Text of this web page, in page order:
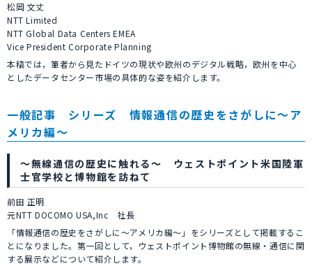
松岡 文丈
NTT Limited
NTT Global Data Centers EMEA
Vice President Corporate Planning
本稿では，筆者から見たドイツの現状や欧州のデジタル戦略，欧州を中心
としたデータセンター市場の具体的な姿を紹介します。
一般記事 シリーズ 情報通信の歴史をさがしに～ア
メリカ編～
～無線通信の歴史に触れる～ ウェストポイント米国陸軍
士官学校と博物館を訪ねて
前田 正明
元NTT DOCOMO USA,Inc 社長
「情報通信の歴史をさがしに～アメリカ編～」をシリーズとして掲載するこ
とになりました。第一回として，ウェストポイント博物館の無線・通信に関
する展示などについて紹介します。